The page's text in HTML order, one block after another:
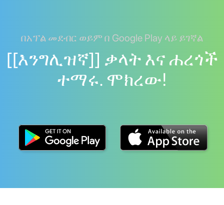
በአፕል መደብር ወይም በ Google Play ላይ ይገኛል
[[እንግሊዝኛ]] ቃላት እና ሐረጎች
ተማሩ. ሞክረው!